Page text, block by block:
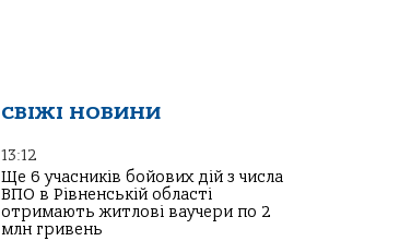
СВІЖІ НОВИНИ
13:12
Ще 6 учасників бойових дій з числа
ВПО в Рівненській області
отримають житлові ваучери по 2
млн гривень